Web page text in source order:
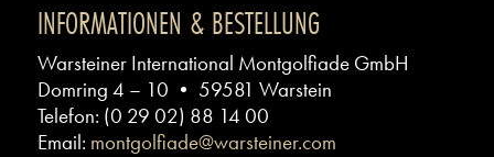
INFORMATIONEN & BESTELLUNG
Warsteiner International Montgolfiade GmbH
Domring 4 – 10 • 59581 Warstein
Telefon: (0 29 02) 88 14 00
Email: montgolfiade@warsteiner.com